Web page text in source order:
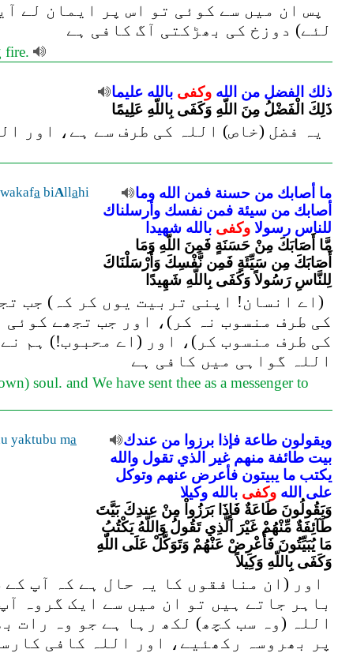
پس ان میں سے کوئی تو اس پر ایمان لے
لئے) دوزخ کی بھڑکتی آگ کافی ہے
fire.
ذلك الفضل من الله وكفى بالله عليما
ذَلِكَ الْفَضْلُ مِنَ اللّهِ وَكَفَى بِاللّهِ عَلِيمًا
یہ فضل (خاص) اللہ کی طرف سے ہے، اور
a biAllahi
ما أصابك من حسنة فمن الله وما
أصابك من سيئة فمن نفسك وأرسلناك
للناس رسولا وكفى بالله شهيدا
مَّا أَصَابَكَ مِنْ حَسَنَةٍ فَمِنَ اللّهِ وَمَا
أَصَابَكَ مِن سَيِّئَةٍ فَمِن نَّفْسِكَ وَأَرْسَلْنَاكَ
لِلنَّاسِ رَسُولاً وَكَفَى بِاللّهِ شَهِيدًا
(اے انسان! اپنی تربیت یوں کر کہ) جب
کی طرف منسوب نہ کر)، اور جب تجھے
کی طرف منسوب کر)، اور (اے محبوب!) ہم
اللہ گواہی میں کافی ہے
soul. and We have sent thee as a messenger to
yaktubu ma
ويقولون طاعة فإذا برزوا من عندك
بيت طائفة منهم غير الذي تقول والله
يكتب ما يبيتون فأعرض عنهم وتوكل
على الله وكفى بالله وكيلا
وَيَقُولُونَ طَاعَةٌ فَإِذَا بَرَزُواْ مِنْ عِندِكَ بَيَّتَ
طَآئِفَةٌ مِّنْهُمْ غَيْرَ الَّذِي تَقُولُ وَاللّهُ يَكْتُبُ
مَا يُبَيِّتُونَ فَأَعْرِضْ عَنْهُمْ وَتَوَكَّلْ عَلَى اللّهِ
وَكَفَى بِاللّهِ وَكِيلاً
اور (ان منافقوں کا یہ حال ہے کہ آپ
باہر جاتے ہیں تو ان میں سے ایک گروہ
اللہ (وہ سب کچھ) لکھ رہا ہے جو وہ رات
پر بھروسہ رکھئیے، اور اللہ کافی